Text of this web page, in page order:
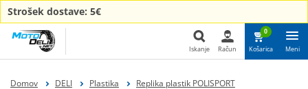
Strošek dostave: 5€
Iskanje Račun
0
Košarica Meni
Domov DELI Plastika
Replika plastik POLISPORT